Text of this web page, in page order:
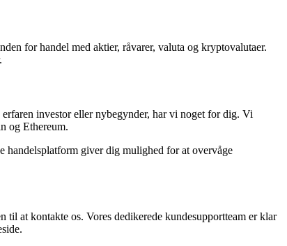
for handel med aktier, råvarer, valuta og kryptovalutaer.
investor eller nybegynder, har vi noget for dig. Vi
og Ethereum.
handelsplatform giver dig mulighed for at overvåge
at kontakte os. Vores dedikerede kundesupportteam er klar